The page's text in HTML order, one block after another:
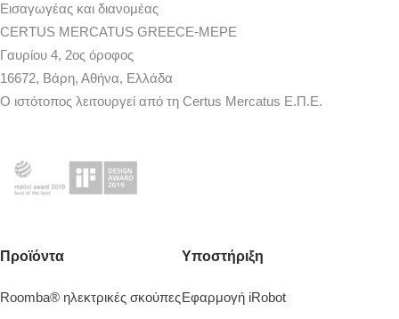
Εισαγωγέας και διανομέας
CERTUS MERCATUS GREECE-MEPE
Γαυρίου 4, 2ος όροφος
16672, Βάρη, Αθήνα, Ελλάδα
Ο ιστότοπος λειτουργεί από τη Certus Mercatus Ε.Π.Ε.
Προϊόντα
Roomba® ηλεκτρικές σκούπες
Υποστήριξη
Εφαρμογή iRobot